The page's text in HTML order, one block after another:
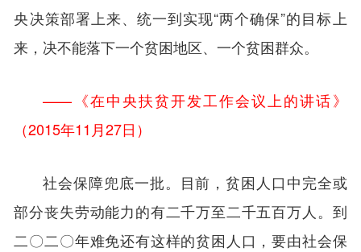
央决策部署上来、统一到实现“两个确保”的目标上
来，决不能落下一个贫困地区、一个贫困群众。
——《在中央扶贫开发工作会议上的讲话》
（2015年11月27日）
社会保障兜底一批。目前，贫困人口中完全或
部分丧失劳动能力的有二千万至二千五百万人。到
二〇二〇年难免还有这样的贫困人口，要由社会保